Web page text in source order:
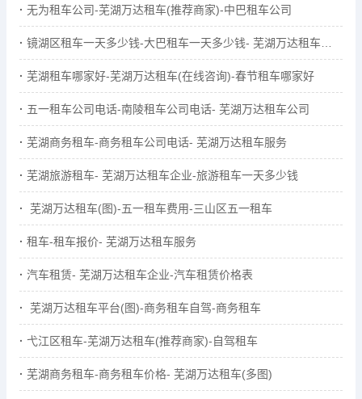
无为租车公司-芜湖万达租车(推荐商家)-中巴租车公司
镜湖区租车一天多少钱-大巴租车一天多少钱- 芜湖万达租车服务
芜湖租车哪家好-芜湖万达租车(在线咨询)-春节租车哪家好
五一租车公司电话-南陵租车公司电话- 芜湖万达租车公司
芜湖商务租车-商务租车公司电话- 芜湖万达租车服务
芜湖旅游租车- 芜湖万达租车企业-旅游租车一天多少钱
芜湖万达租车(图)-五一租车费用-三山区五一租车
租车-租车报价- 芜湖万达租车服务
汽车租赁- 芜湖万达租车企业-汽车租赁价格表
芜湖万达租车平台(图)-商务租车自驾-商务租车
弋江区租车-芜湖万达租车(推荐商家)-自驾租车
芜湖商务租车-商务租车价格- 芜湖万达租车(多图)